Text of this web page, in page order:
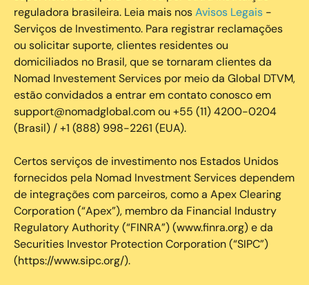
reguladora brasileira. Leia mais nosAvisos Legais -
Serviços de Investimento. Para registrar reclamações
ou solicitar suporte, clientes residentes ou
domiciliados no Brasil, que se tornaram clientes da
Nomad Investement Services por meio da Global DTVM,
estão convidados a entrar em contato conosco em
support@nomadglobal.com ou +55 (11) 4200-0204
(Brasil) / +1 (888) 998-2261 (EUA).
Certos serviços de investimento nos Estados Unidos
fornecidos pela Nomad Investment Services dependem
de integrações com parceiros, como a Apex Clearing
Corporation (“Apex”), membro da Financial Industry
Regulatory Authority (“FINRA”) (www.finra.org) e da
Securities Investor Protection Corporation (“SIPC”)
(https://www.sipc.org/).